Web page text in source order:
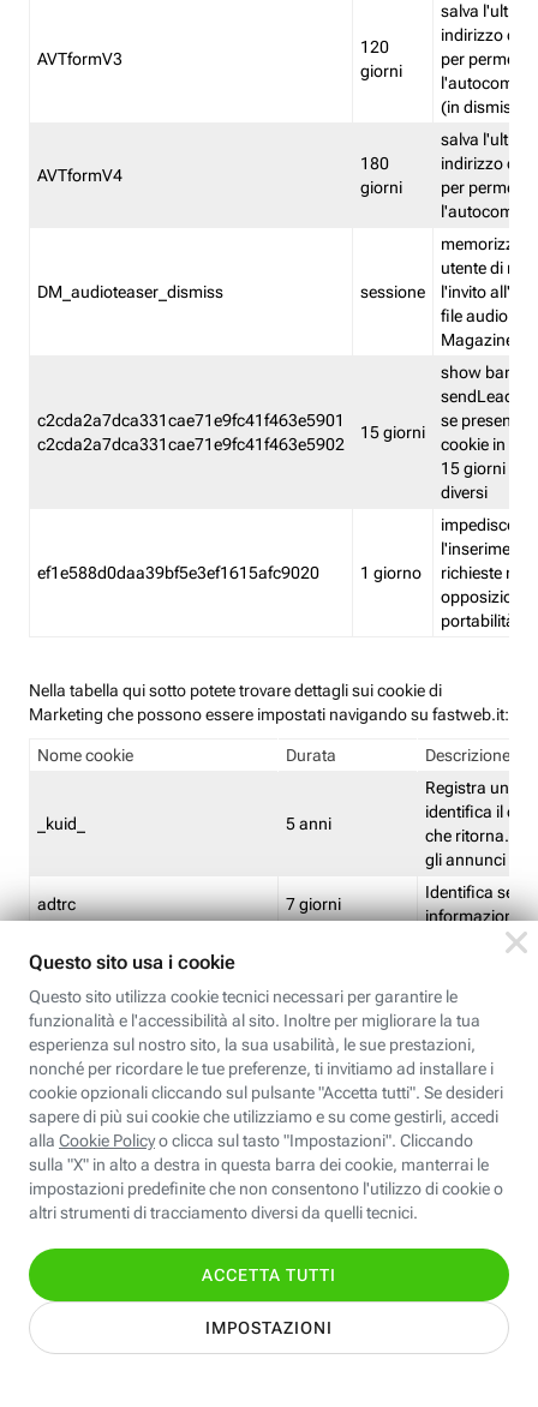
AVTformV3
120
giorni
salva l'ultimo
indirizzo di
per
(in
AVTformV4
180
giorni
salva l'ultimo
indirizzo di
per
DM_audioteaser_dismiss sessione
memorizza
utente di
l'invito
file audio del
Magazine
c2cda2a7dca331cae71e9fc41f463e5901
c2cda2a7dca331cae71e9fc41f463e5902
15 giorni
show banner
sendLead
se presenti
cookie in un
15 giorni e
diversi
ef1e588d0daa39bf5e3ef1615afc9020 1 giorno
impedisce
l'inserimento
richieste
opposizione
portabilità
Nella tabella qui sotto potete trovare dettagli sui cookie di
Marketing che possono essere impostati navigando su fastweb.it:
Nome cookie Durata Descrizione
_kuid_ 5 anni
Registra un ID
identifica il
che ritorna.
gli annunci
adtrc 7 giorni
Identifica se
informazioni
CFFC<TagID>
Limite di
CM 1 giorno
Identifica se
ricontrollare
corrispondenti
(impostata da
CM14 14 giorni
Identifica se
ricontrollare
corrispondenti
(impostata da
pagine
EBFC<BannerID> 7 giorni
Identifica la
banner
Identifica la